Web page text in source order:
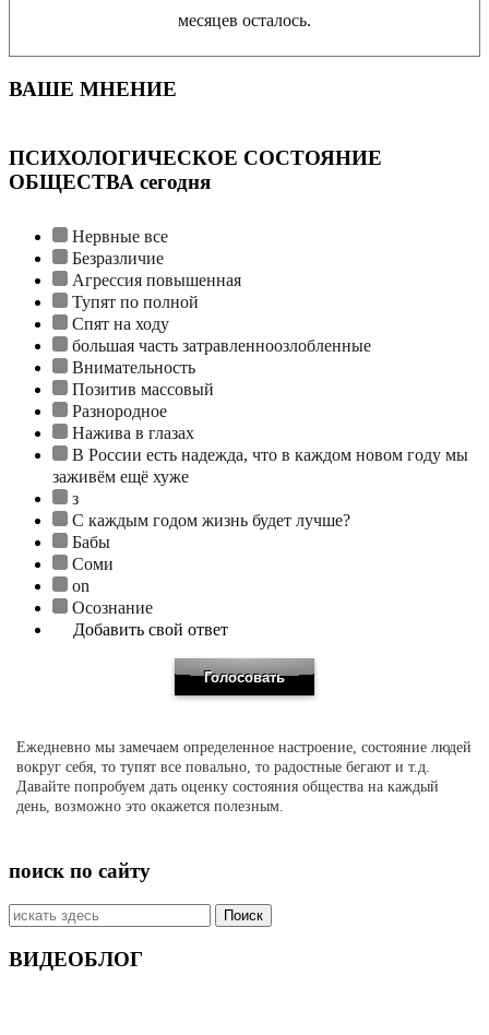
месяцев осталось.
ВАШЕ МНЕНИЕ
ПСИХОЛОГИЧЕСКОЕ СОСТОЯНИЕ
ОБЩЕСТВА сегодня
Нервные все
Безразличие
Агрессия повышенная
Тупят по полной
Спят на ходу
большая часть затравленноозлобленные
Внимательность
Позитив массовый
Разнородное
Нажива в глазах
В России есть надежда, что в каждом новом году мы
заживём ещё хуже
з
С каждым годом жизнь будет лучше?
Бабы
Соми
on
Осознание
Добавить свой ответ
Ежедневно мы замечаем определенное настроение, состояние людей
вокруг себя, то тупят все повально, то радостные бегают и т.д.
Давайте попробуем дать оценку состояния общества на каждый
день, возможно это окажется полезным.
поиск по сайту
Искать:
ВИДЕОБЛОГ